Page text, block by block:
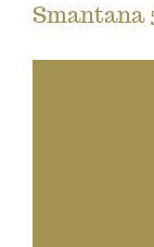
Smantana